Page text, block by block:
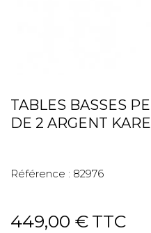
TABLES BASSES
DE 2 ARGENT
Référence : 82976
449,00 € TTC